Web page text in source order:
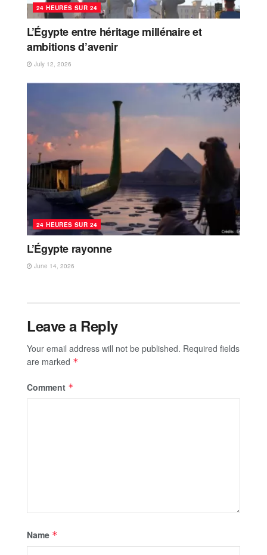
24 HEURES SUR 24
L’Égypte entre héritage millénaire et
ambitions d’avenir
July 12, 2026
24 HEURES SUR 24
L’Égypte rayonne
June 14, 2026
Leave a Reply
Your email address will not be published. Required fields
are marked *
Comment *
Name *